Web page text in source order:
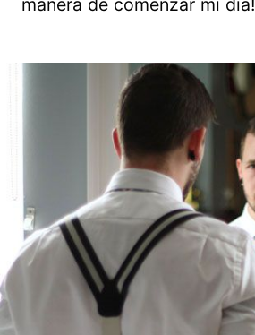
manera de comenzar mi día!